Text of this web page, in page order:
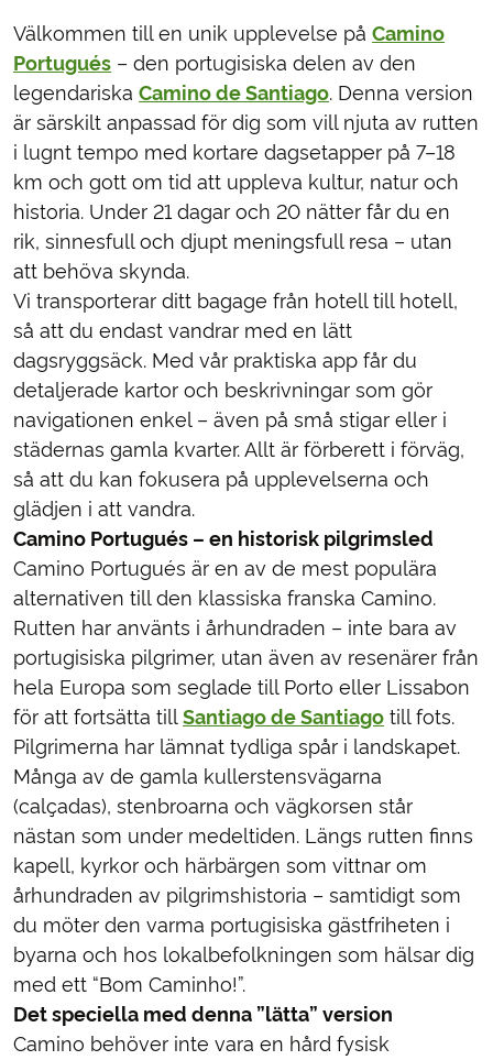
Välkommen till en unik upplevelse påCamino
Portugués – den portugisiska delen av den
legendariskaCamino de Santiago. Denna version
är särskilt anpassad för dig som vill njuta av rutten
i lugnt tempo med kortare dagsetapper på 7–18
km och gott om tid att uppleva kultur, natur och
historia. Under 21 dagar och 20 nätter får du en
rik, sinnesfull och djupt meningsfull resa – utan
att behöva skynda.
Vi transporterar ditt bagage från hotell till hotell,
så att du endast vandrar med en lätt
dagsryggsäck. Med vår praktiska app får du
detaljerade kartor och beskrivningar som gör
navigationen enkel – även på små stigar eller i
städernas gamla kvarter. Allt är förberett i förväg,
så att du kan fokusera på upplevelserna och
glädjen i att vandra.
Camino Portugués – en historisk pilgrimsled
Camino Portugués är en av de mest populära
alternativen till den klassiska franska Camino.
Rutten har använts i århundraden – inte bara av
portugisiska pilgrimer, utan även av resenärer från
hela Europa som seglade till Porto eller Lissabon
för att fortsätta tillSantiago de Santiago till fots.
Pilgrimerna har lämnat tydliga spår i landskapet.
Många av de gamla kullerstensvägarna
(calçadas), stenbroarna och vägkorsen står
nästan som under medeltiden. Längs rutten finns
kapell, kyrkor och härbärgen som vittnar om
århundraden av pilgrimshistoria – samtidigt som
du möter den varma portugisiska gästfriheten i
byarna och hos lokalbefolkningen som hälsar dig
med ett “Bom Caminho!”.
Det speciella med denna ”lätta” version
Camino behöver inte vara en hård fysisk